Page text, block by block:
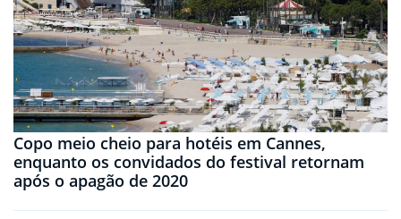
Copo meio cheio para hotéis em Cannes,
enquanto os convidados do festival retornam
após o apagão de 2020